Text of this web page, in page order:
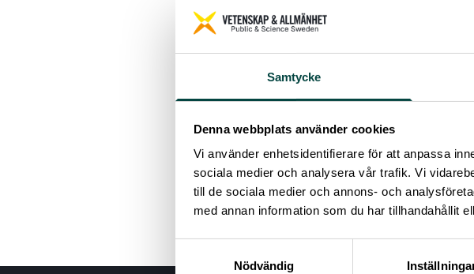
Samtycke
Denna webbplats använder cookies
Vi använder enhetsidentifierare för att anpassa
sociala medier och analysera vår trafik. Vi
till de sociala medier och annons- och
med annan information som du har tillhandahållit
Nödvändig